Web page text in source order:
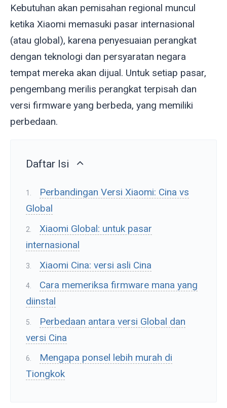
Kebutuhan akan pemisahan regional muncul
ketika Xiaomi memasuki pasar internasional
(atau global), karena penyesuaian perangkat
dengan teknologi dan persyaratan negara
tempat mereka akan dijual. Untuk setiap pasar,
pengembang merilis perangkat terpisah dan
versi firmware yang berbeda, yang memiliki
perbedaan.
Daftar Isi
Perbandingan Versi Xiaomi: Cina vs
Global
Xiaomi Global: untuk pasar
internasional
Xiaomi Cina: versi asli Cina
Cara memeriksa firmware mana yang
diinstal
Perbedaan antara versi Global dan
versi Cina
Mengapa ponsel lebih murah di
Tiongkok